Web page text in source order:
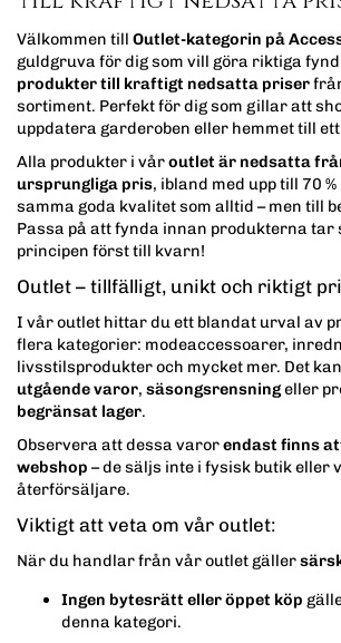
Välkommen till Outlet-kategorin på
guldgruva för dig som vill göra riktiga
produkter till kraftigt nedsatta priser
sortiment. Perfekt för dig som gillar att
uppdatera garderoben eller hemmet till
Alla produkter i våroutlet är nedsatta
ursprungliga pris, ibland med upp till 70
samma goda kvalitet som alltid – men till
Passa på att fynda innan produkterna
principen först till kvarn!
Outlet – tillfälligt, unikt och riktigt
I vår outlet hittar du ett blandat urval av
flera kategorier: modeaccessoarer,
livsstilsprodukter och mycket mer. Det
utgående varor, säsongsrensningeller
begränsat lager.
Observera att dessa varorendast finns
webshop – de säljs inte i fysisk butik eller
återförsäljare.
Viktigt att veta om vår outlet:
När du handlar från vår outlet gäller
Ingen bytesrätt eller öppet köp
denna kategori.